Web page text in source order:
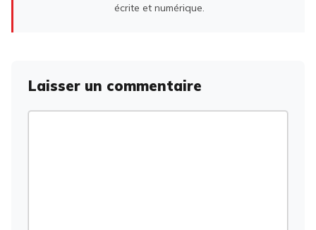
écrite et numérique.
Laisser un commentaire